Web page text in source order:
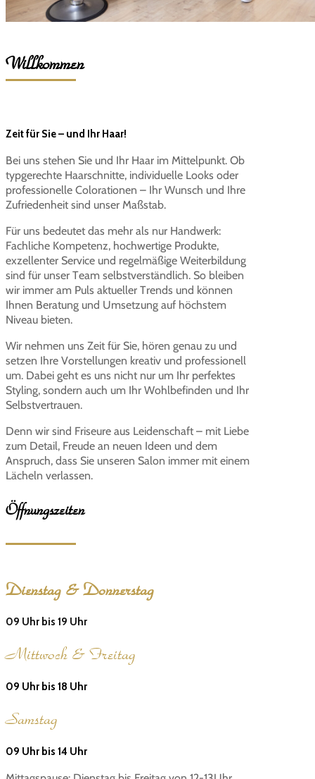
Willkommen
Zeit für Sie – und Ihr Haar!
Bei uns stehen Sie und Ihr Haar im Mittelpunkt. Ob
typgerechte Haarschnitte, individuelle Looks oder
professionelle Colorationen – Ihr Wunsch und Ihre
Zufriedenheit sind unser Maßstab.
Für uns bedeutet das mehr als nur Handwerk:
Fachliche Kompetenz, hochwertige Produkte,
exzellenter Service und regelmäßige Weiterbildung
sind für unser Team selbstverständlich. So bleiben
wir immer am Puls aktueller Trends und können
Ihnen Beratung und Umsetzung auf höchstem
Niveau bieten.
Wir nehmen uns Zeit für Sie, hören genau zu und
setzen Ihre Vorstellungen kreativ und professionell
um. Dabei geht es uns nicht nur um Ihr perfektes
Styling, sondern auch um Ihr Wohlbefinden und Ihr
Selbstvertrauen.
Denn wir sind Friseure aus Leidenschaft – mit Liebe
zum Detail, Freude an neuen Ideen und dem
Anspruch, dass Sie unseren Salon immer mit einem
Lächeln verlassen.
Öffnungszeiten
Dienstag & Donnerstag
09 Uhr bis 19 Uhr
Mittwoch & Freitag
09 Uhr bis 18 Uhr
Samstag
09 Uhr bis 14 Uhr